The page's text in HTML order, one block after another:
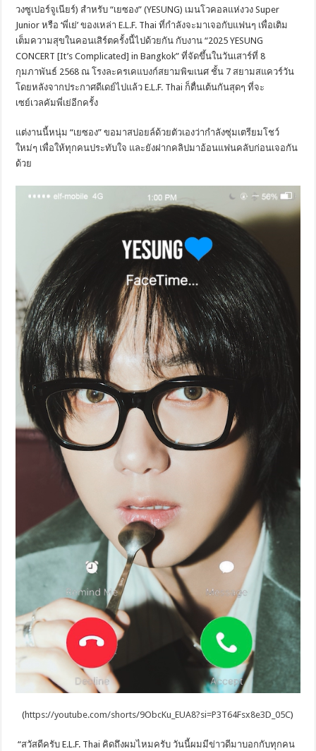
วงซูเปอร์จูเนียร์) สำหรับ “เยซอง” (YESUNG) เมนโวคอลแห่งวง Super
Junior หรือ ‘พี่เย่’ ของเหล่า E.L.F. Thai ที่กำลังจะมาเจอกับแฟนๆ เพื่อเติม
เต็มความสุขในคอนเสิร์ตครั้งนี้ไปด้วยกัน กับงาน “2025 YESUNG
CONCERT [It’s Complicated] in Bangkok” ที่จัดขึ้นในวันเสาร์ที่ 8
กุมภาพันธ์ 2568 ณ โรงละครเคแบงก์สยามพิฆเนศ ชั้น 7 สยามสแควร์วัน
โดยหลังจากประกาศดีเดย์ไปแล้ว E.L.F. Thai ก็ตื่นเต้นกันสุดๆ ที่จะ
เซย์เวลคัมพี่เย่อีกครั้ง
แต่งานนี้หนุ่ม “เยซอง” ขอมาสปอยล์ด้วยตัวเองว่ากำลังซุ่มเตรียมโชว์
ใหม่ๆ เพื่อให้ทุกคนประทับใจ และยังฝากคลิปมาอ้อนแฟนคลับก่อนเจอกัน
ด้วย
(https://youtube.com/shorts/9ObcKu_EUA8?si=P3T64Fsx8e3D_05C)
“สวัสดีครับ E.L.F. Thai คิดถึงผมไหมครับ วันนี้ผมมีข่าวดีมาบอกกับทุกคน